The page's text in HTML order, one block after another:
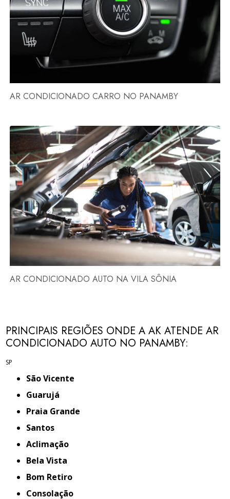
AR CONDICIONADO CARRO NO PANAMBY
AR CONDICIONADO AUTO NA VILA SÔNIA
PRINCIPAIS REGIÕES ONDE A AK ATENDE AR
CONDICIONADO AUTO NO PANAMBY:
SP
São Vicente
Guarujá
Praia Grande
Santos
Aclimação
Bela Vista
Bom Retiro
Consolação